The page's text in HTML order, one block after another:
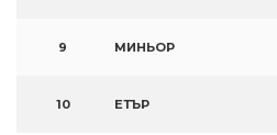
9 МИНЬОР
10 ЕТЪР